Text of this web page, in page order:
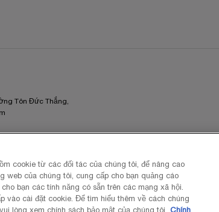
Tôn Đức Thắng,
cookie từ các đối tác của chúng tôi, để nâng cao
của chúng tôi, cung cấp cho bạn quảng cáo
bạn các tính năng có sẵn trên các mạng xã hội.
vào cài đặt cookie. Để tìm hiểu thêm về cách chúng